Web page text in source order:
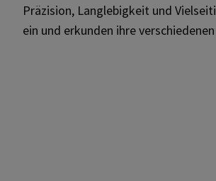
Präzision, Langlebigkeit und
ein und erkunden ihre